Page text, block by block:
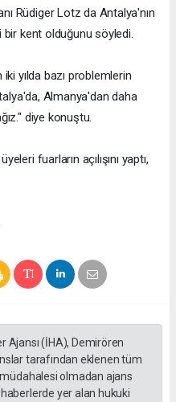
Rüdiger Lotz da Antalya'nın
bir kent olduğunu söyledi.
yılda bazı problemlerin
Almanya'dan daha
diye konuştu.
fuarların açılışını yaptı,
Ajansı (İHA), Demirören
tarafından eklenen tüm
olmadan ajans
yer alan hukuki